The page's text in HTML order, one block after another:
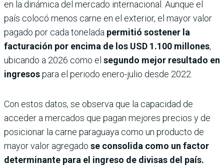
en la dinámica del mercado internacional. Aunque el
país colocó menos carne en el exterior, el mayor valor
pagado por cada tonelada permitió sostener la
facturación por encima de los USD 1.100 millones,
ubicando a 2026 como el segundo mejor resultado en
ingresospara el periodo enero-julio desde 2022.
Con estos datos, se observa que la capacidad de
acceder a mercados que pagan mejores precios y de
posicionar la carne paraguaya como un producto de
mayor valor agregado se consolida como un factor
determinante para el ingreso de divisas del país.